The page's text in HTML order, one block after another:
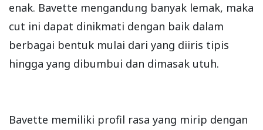
enak. Bavette mengandung banyak lemak, maka
cut ini dapat dinikmati dengan baik dalam
berbagai bentuk mulai dari yang diiris tipis
hingga yang dibumbui dan dimasak utuh.
Bavette memiliki profil rasa yang mirip dengan